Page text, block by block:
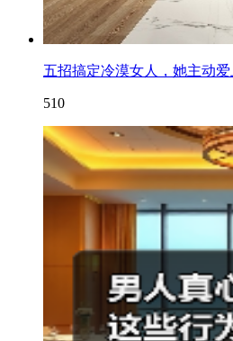
五招搞定冷漠女人，她主动
510